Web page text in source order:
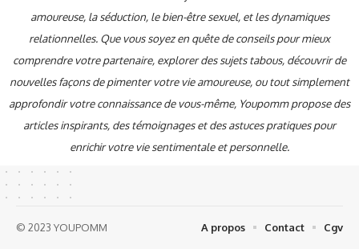
amoureuse, la séduction, le bien-être sexuel, et les dynamiques
relationnelles. Que vous soyez en quête de conseils pour mieux
comprendre votre partenaire, explorer des sujets tabous, découvrir de
nouvelles façons de pimenter votre vie amoureuse, ou tout simplement
approfondir votre connaissance de vous-même, Youpomm propose des
articles inspirants, des témoignages et des astuces pratiques pour
enrichir votre vie sentimentale et personnelle.
© 2023 YOUPOMM A propos Contact Cgv